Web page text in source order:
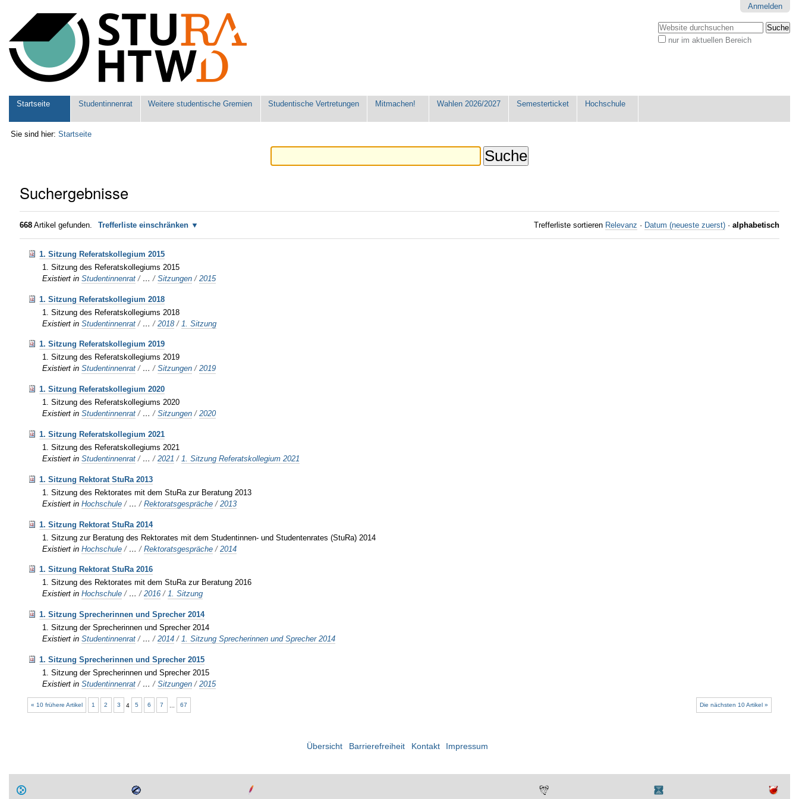
Werkzeuge
Anmelden
Website durchsuchen
nur im aktuellen Bereich
Sektionen
Startseite Studentinnenrat Weitere studentische Gremien Studentische Vertretungen Mitmachen! Wahlen 2026/2027 Semesterticket Hochschule
Sie sind hier: Startseite
Suchergebnisse
668 Artikel gefunden. Trefferliste einschränken Trefferliste sortieren Relevanz · Datum (neueste zuerst) · alphabetisch
1. Sitzung Referatskollegium 2015
1. Sitzung des Referatskollegiums 2015
Existiert in Studentinnenrat / …/Sitzungen /2015
1. Sitzung Referatskollegium 2018
1. Sitzung des Referatskollegiums 2018
Existiert in Studentinnenrat / …/2018 / 1. Sitzung
1. Sitzung Referatskollegium 2019
1. Sitzung des Referatskollegiums 2019
Existiert in Studentinnenrat / …/Sitzungen /2019
1. Sitzung Referatskollegium 2020
1. Sitzung des Referatskollegiums 2020
Existiert in Studentinnenrat / …/Sitzungen /2020
1. Sitzung Referatskollegium 2021
1. Sitzung des Referatskollegiums 2021
Existiert in Studentinnenrat / …/2021 / 1. Sitzung Referatskollegium 2021
1. Sitzung Rektorat StuRa 2013
1. Sitzung des Rektorates mit dem StuRa zur Beratung 2013
Existiert in Hochschule / …/Rektoratsgespräche /2013
1. Sitzung Rektorat StuRa 2014
1. Sitzung zur Beratung des Rektorates mit dem Studentinnen- und Studentenrates (StuRa) 2014
Existiert in Hochschule / …/Rektoratsgespräche /2014
1. Sitzung Rektorat StuRa 2016
1. Sitzung des Rektorates mit dem StuRa zur Beratung 2016
Existiert in Hochschule / …/2016 /1. Sitzung
1. Sitzung Sprecherinnen und Sprecher 2014
1. Sitzung der Sprecherinnen und Sprecher 2014
Existiert in Studentinnenrat / …/2014 /1. Sitzung Sprecherinnen und Sprecher 2014
1. Sitzung Sprecherinnen und Sprecher 2015
1. Sitzung der Sprecherinnen und Sprecher 2015
Existiert in Studentinnenrat / …/Sitzungen /2015
« 10 frühere Artikel Die nächsten 10 Artikel »
1 2 3 4 5 6 7 67
Übersicht Barrierefreiheit Kontakt Impressum